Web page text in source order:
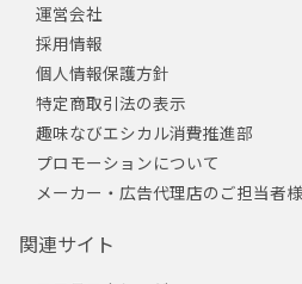
運営会社
採用情報
個人情報保護方針
特定商取引法の表示
趣味なびエシカル消費推進部
プロモーションについて
メーカー・広告代理店のご担当者
関連サイト